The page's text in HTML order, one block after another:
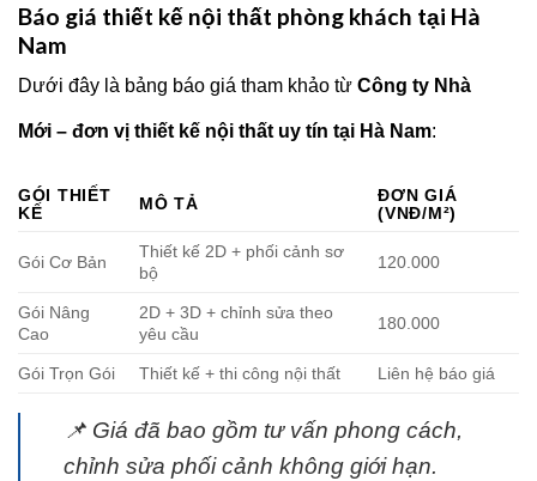
Báo giá thiết kế nội thất phòng khách tại Hà
Nam
Dưới đây là bảng báo giá tham khảo từ Công ty Nhà
Mới – đơn vị thiết kế nội thất uy tín tại Hà Nam:
GÓI THIẾT
KẾ
MÔ TẢ
ĐƠN GIÁ
(VNĐ/M²)
Gói Cơ Bản
Thiết kế 2D + phối cảnh sơ
bộ
120.000
Gói Nâng
Cao
2D + 3D + chỉnh sửa theo
yêu cầu
180.000
Gói Trọn Gói Thiết kế + thi công nội thất Liên hệ báo giá
📌 Giá đã bao gồm tư vấn phong cách,
chỉnh sửa phối cảnh không giới hạn.